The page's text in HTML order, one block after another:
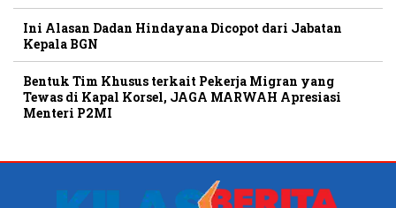
Ini Alasan Dadan Hindayana Dicopot dari Jabatan
Kepala BGN
Bentuk Tim Khusus terkait Pekerja Migran yang
Tewas di Kapal Korsel, JAGA MARWAH Apresiasi
Menteri P2MI